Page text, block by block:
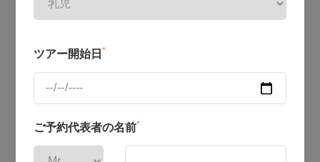
ツアー開始日 *
ご予約代表者の名前*